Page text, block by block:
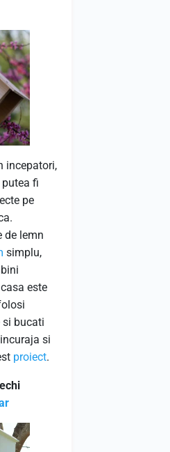
incepatori,
fi
pe
de lemn
simplu,
este
bucati
si
proiect.